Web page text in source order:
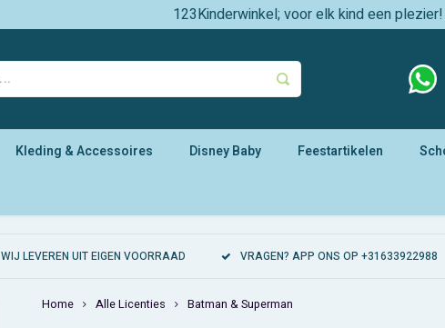
123Kinderwinkel; voor elk kind een plezier!
Kleding & Accessoires Disney Baby Feestartikelen
WIJ LEVEREN UIT EIGEN VOORRAAD VRAGEN? APP ONS OP +31633922988
Home Alle Licenties Batman & Superman